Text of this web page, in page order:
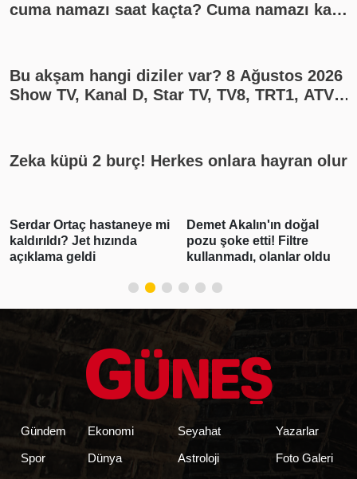
cuma namazı saat kaçta? Cuma namazı kaç
Bu akşam hangi diziler var? 8 Ağustos 2026
Show TV, Kanal D, Star TV, TV8, TRT1, ATV
Zeka küpü 2 burç! Herkes onlara hayran olur
Serdar Ortaç hastaneye mi
kaldırıldı? Jet hızında
açıklama geldi
Demet Akalın'ın doğal
pozu şoke etti! Filtre
kullanmadı, olanlar oldu
Gündem
Spor
Ekonomi
Dünya
Seyahat
Astroloji
Yazarlar
Foto Galeri